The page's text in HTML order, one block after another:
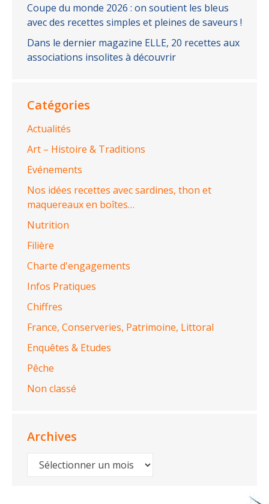
Coupe du monde 2026 : on soutient les bleus
avec des recettes simples et pleines de saveurs !
Dans le dernier magazine ELLE, 20 recettes aux
associations insolites à découvrir
Catégories
Actualités
Art – Histoire & Traditions
Evénements
Nos idées recettes avec sardines, thon et
maquereaux en boîtes…
Nutrition
Filière
Charte d'engagements
Infos Pratiques
Chiffres
France, Conserveries, Patrimoine, Littoral
Enquêtes & Etudes
Pêche
Non classé
Archives
Archives